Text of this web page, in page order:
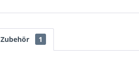
Zubehör 1